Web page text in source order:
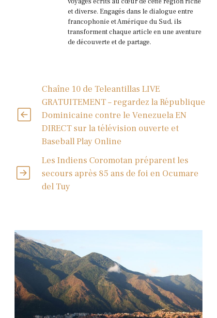
et diverse. Engagés dans le dialogue entre
francophonie et Amérique du Sud, ils
transforment chaque article en une aventure
de découverte et de partage.
Chaîne 10 de Teleantillas LIVE
GRATUITEMENT – regardez la République
Dominicaine contre le Venezuela EN
DIRECT sur la télévision ouverte et
Baseball Play Online
Les Indiens Coromotan préparent les
secours après 85 ans de foi en Ocumare
del Tuy